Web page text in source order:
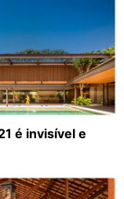
é invisível e